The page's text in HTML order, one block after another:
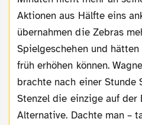
Aktionen aus Hälfte eins
übernahmen die Zebras
Spielgeschehen und
früh erhöhen können.
brachte nach einer Stunde
Stenzel die einzige auf der
Alternative. Dachte man –